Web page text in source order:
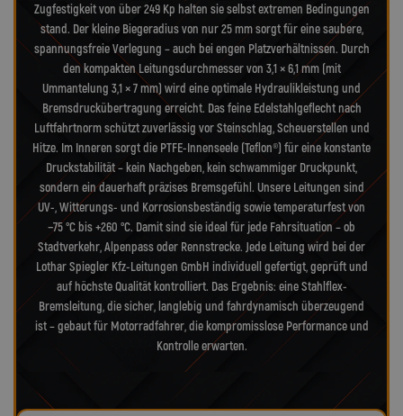
Zugfestigkeit von über 249 Kp halten sie selbst extremen Bedingungen
stand. Der kleine Biegeradius von nur 25 mm sorgt für eine saubere,
spannungsfreie Verlegung – auch bei engen Platzverhältnissen. Durch
den kompakten Leitungsdurchmesser von 3,1 × 6,1 mm (mit
Ummantelung 3,1 × 7 mm) wird eine optimale Hydraulikleistung und
Bremsdruckübertragung erreicht. Das feine Edelstahlgeflecht nach
Luftfahrtnorm schützt zuverlässig vor Steinschlag, Scheuerstellen und
Hitze. Im Inneren sorgt die PTFE-Innenseele (Teflon®) für eine konstante
Druckstabilität – kein Nachgeben, kein schwammiger Druckpunkt,
sondern ein dauerhaft präzises Bremsgefühl. Unsere Leitungen sind
UV-, Witterungs- und Korrosionsbeständig sowie temperaturfest von
−75 °C bis +260 °C. Damit sind sie ideal für jede Fahrsituation – ob
Stadtverkehr, Alpenpass oder Rennstrecke. Jede Leitung wird bei der
Lothar Spiegler Kfz-Leitungen GmbH individuell gefertigt, geprüft und
auf höchste Qualität kontrolliert. Das Ergebnis: eine Stahlflex-
Bremsleitung, die sicher, langlebig und fahrdynamisch überzeugend
ist – gebaut für Motorradfahrer, die kompromisslose Performance und
Kontrolle erwarten.